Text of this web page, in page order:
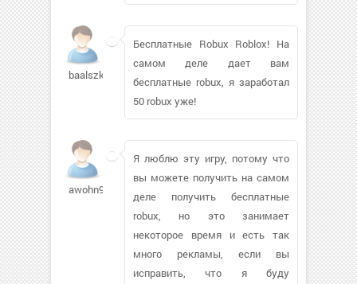
baalszkaar
Бесплатные Robux Roblox! На
самом деле дает вам
бесплатные robux, я заработал
50 robux уже!
awohn907
Я люблю эту игру, потому что
вы можете получить на самом
деле получить бесплатные
robux, но это занимает
некоторое время и есть так
много рекламы, если вы
исправить, что я буду